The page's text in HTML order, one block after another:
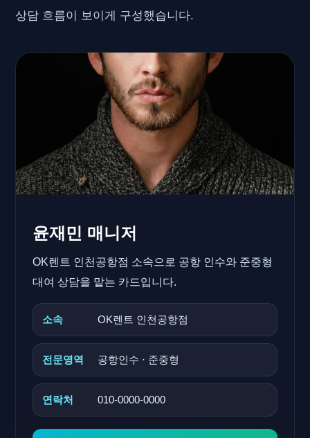
상담 흐름이 보이게 구성했습니다.
윤재민 매니저
OK렌트 인천공항점 소속으로 공항 인수와 준중형
대여 상담을 맡는 카드입니다.
소속 OK렌트 인천공항점
전문영역 공항인수 · 준중형
연락처 010-0000-0000